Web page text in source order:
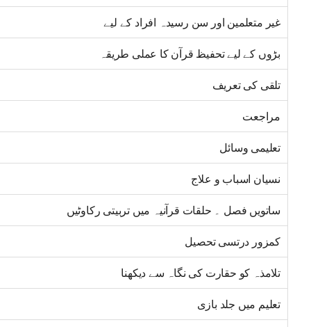
غیر متعلمین اور سن رسیدہ افراد کے لیے
بڑوں کے لیے تحفیظ قرآن کا عملی طریقہ
تلقی کی تعریف
مراجعت
تعلیمی وسائل
نسیان اسباب و علاج
ساتویں فصل ۔ حلقات قرآنیہ میں تربیتی رکاوٹیں
کمزور درتسی تحصیل
تلامذہ کو حقارت کی نگاہ سے دیکھنا
تعلیم میں جلد بازی